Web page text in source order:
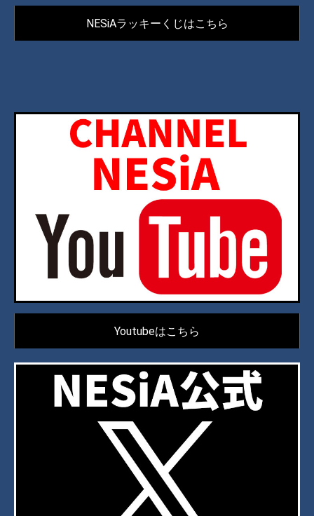
NESiAラッキーくじはこちら
Youtubeはこちら